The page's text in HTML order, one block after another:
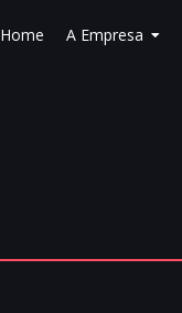
Home A Empresa